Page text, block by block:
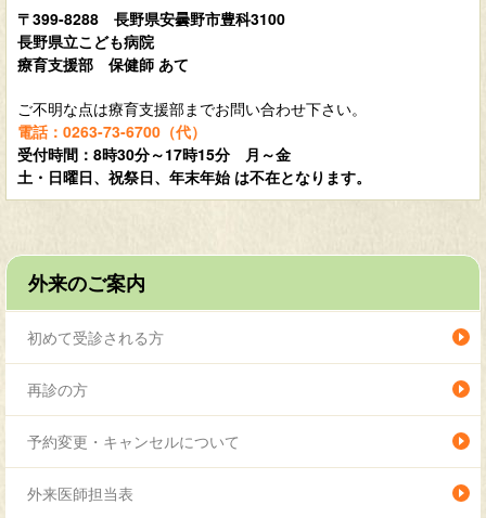
〒399-8288 長野県安曇野市豊科3100
長野県立こども病院
療育支援部 保健師 あて
ご不明な点は療育支援部までお問い合わせ下さい。
電話：0263-73-6700（代）
受付時間：8時30分～17時15分 月～金
土・日曜日、祝祭日、年末年始 は不在となります。
外来のご案内
初めて受診される方
再診の方
予約変更・キャンセルについて
外来医師担当表